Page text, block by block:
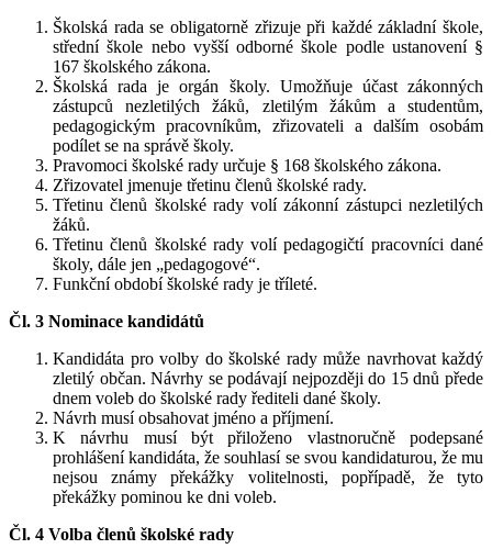
Školská rada se obligatorně zřizuje při každé základní škole,
střední škole nebo vyšší odborné škole podle ustanovení §
167 školského zákona.
Školská rada je orgán školy. Umožňuje účast zákonných
zástupců nezletilých žáků, zletilým žákům a studentům,
pedagogickým pracovníkům, zřizovateli a dalším osobám
podílet se na správě školy.
Pravomoci školské rady určuje § 168 školského zákona.
Zřizovatel jmenuje třetinu členů školské rady.
Třetinu členů školské rady volí zákonní zástupci nezletilých
žáků.
Třetinu členů školské rady volí pedagogičtí pracovníci dané
školy, dále jen „pedagogové“.
Funkční období školské rady je tříleté.
Čl. 3 Nominace kandidátů
Kandidáta pro volby do školské rady může navrhovat každý
zletilý občan. Návrhy se podávají nejpozději do 15 dnů přede
dnem voleb do školské rady řediteli dané školy.
Návrh musí obsahovat jméno a příjmení.
K návrhu musí být přiloženo vlastnoručně podepsané
prohlášení kandidáta, že souhlasí se svou kandidaturou, že mu
nejsou známy překážky volitelnosti, popřípadě, že tyto
překážky pominou ke dni voleb.
Čl. 4 Volba členů školské rady